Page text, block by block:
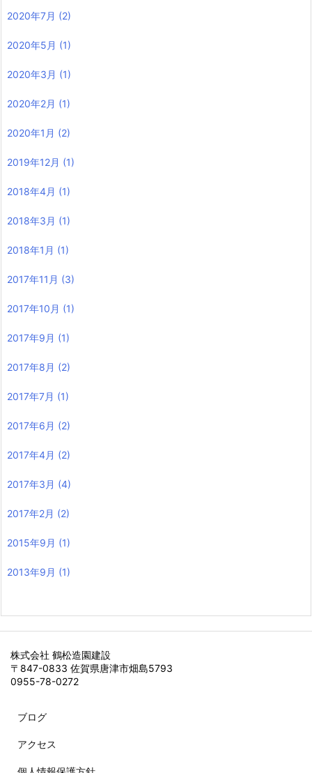
2020年7月 (2)
2020年5月 (1)
2020年3月 (1)
2020年2月 (1)
2020年1月 (2)
2019年12月 (1)
2018年4月 (1)
2018年3月 (1)
2018年1月 (1)
2017年11月 (3)
2017年10月 (1)
2017年9月 (1)
2017年8月 (2)
2017年7月 (1)
2017年6月 (2)
2017年4月 (2)
2017年3月 (4)
2017年2月 (2)
2015年9月 (1)
2013年9月 (1)
株式会社 鶴松造園建設
〒847-0833 佐賀県唐津市畑島5793
0955-78-0272
ブログ
アクセス